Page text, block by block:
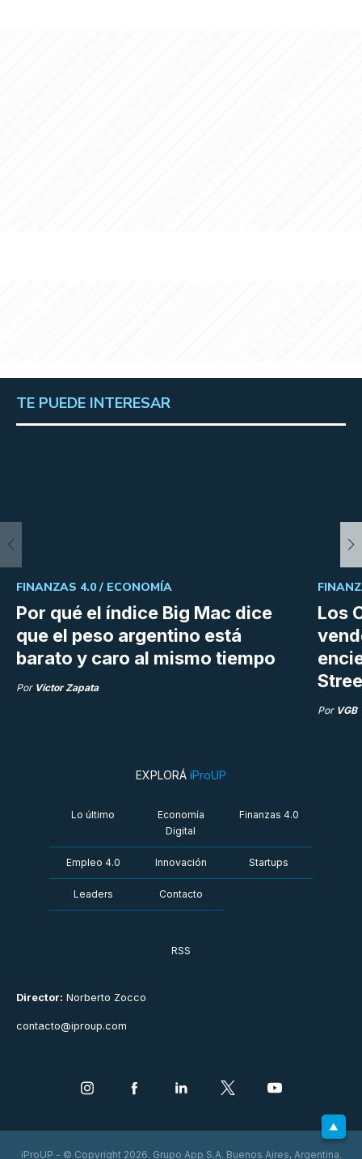
TE PUEDE INTERESAR
Por qué el índice Big Mac dice
que el peso argentino está
barato y caro al mismo tiempo
FINANZAS 4.0 / ECONOMÍA
Por Víctor Zapata
Los
Por VGB
Director: Norberto Zocco
contacto@iproup.com
EXPLORÁ iProUP
Lo último
Economía
Digital
Finanzas 4.0
Empleo 4.0 Innovación Startups
Leaders Contacto
RSS
iProUP - © Copyright 2026. Grupo App S.A. Buenos Aires, Argentina.